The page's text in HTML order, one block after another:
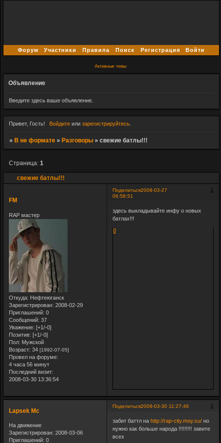
Форум Участники Правила Поиск Регистрация Войти
Активные темы
Объявление
Введите здесь ваше объявление.
Привет, Гость! Войдитеили зарегистрируйтесь.
»В не формате »Разговоры »свежие батлы!!!
свежие батлы!!!
Страница:1
Поделиться 1
2008-03-27
06:58:51
FM
RAP мастер
Откуда: Нефтеюганск
Зарегистрирован: 2008-02-29
Приглашений: 0
Сообщений: 37
Уважение: [+1/-0]
Позитив: [+1/-0]
Пол: Мужской
Возраст: 34 [1992-07-05]
Провел на форуме:
4 часа 56 минут
Последний визит:
2008-03-30 13:36:54
здесь выкладывайте инфу о новых
батлах!!!
0
Поделиться 2
2008-03-30 11:27:46
Lapsek Mc
На движение
Зарегистрирован: 2008-03-06
Приглашений: 0
забит баттл на http://rap-city.moy.su/ но
нужно как больше народа !!!!!!!!! завите
всех